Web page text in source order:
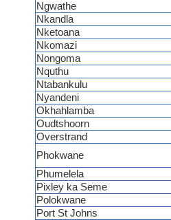
Ngwathe
Nkandla
Nketoana
Nkomazi
Nongoma
Nquthu
Ntabankulu
Nyandeni
Okhahlamba
Oudtshoorn
Overstrand
Phokwane
Phumelela
Pixley ka Seme
Polokwane
Port St Johns